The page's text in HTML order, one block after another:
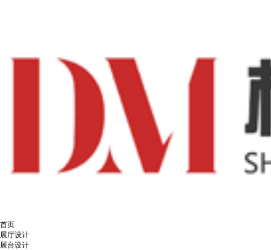
首页
展厅设计
展台设计